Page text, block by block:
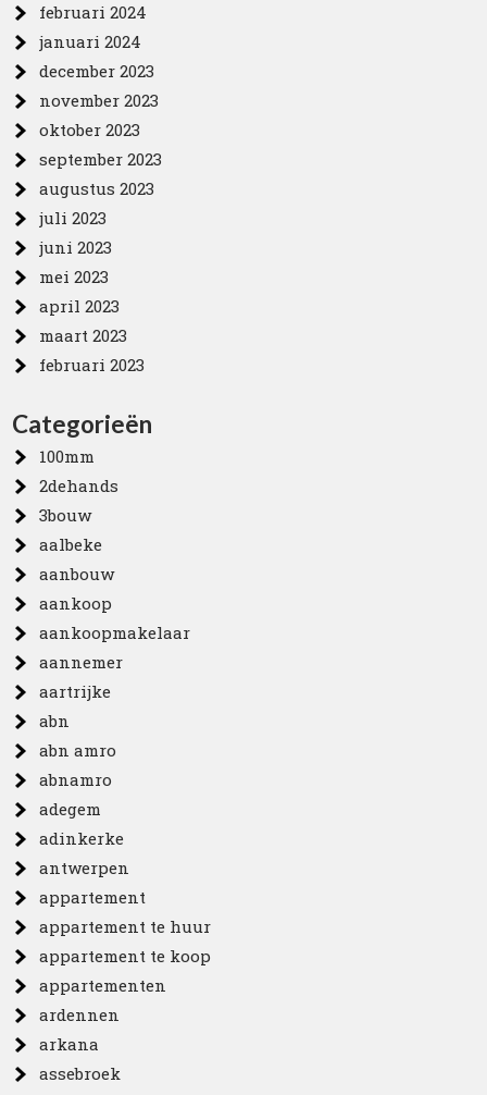
februari 2024
januari 2024
december 2023
november 2023
oktober 2023
september 2023
augustus 2023
juli 2023
juni 2023
mei 2023
april 2023
maart 2023
februari 2023
Categorieën
100mm
2dehands
3bouw
aalbeke
aanbouw
aankoop
aankoopmakelaar
aannemer
aartrijke
abn
abn amro
abnamro
adegem
adinkerke
antwerpen
appartement
appartement te huur
appartement te koop
appartementen
ardennen
arkana
assebroek